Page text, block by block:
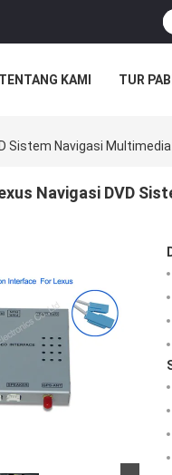
TENTANG KAMI TUR
Sistem Navigasi
Navigasi DVD